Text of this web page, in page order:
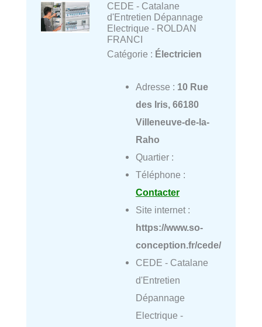
CEDE - Catalane
d'Entretien Dépannage
Electrique - ROLDAN
FRANCI
Catégorie : Électricien
Adresse : 10 Rue
des Iris, 66180
Villeneuve-de-la-
Raho
Quartier :
Téléphone :
Contacter
Site internet :
https://www.so-
conception.fr/cede/
CEDE - Catalane
d'Entretien
Dépannage
Electrique -